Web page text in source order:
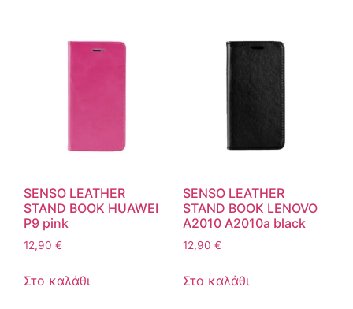
SENSO LEATHER
STAND BOOK HUAWEI
P9 pink
12,90 €
Στο καλάθι
SENSO LEATHER
STAND BOOK LENOVO
A2010 A2010a black
12,90 €
Στο καλάθι